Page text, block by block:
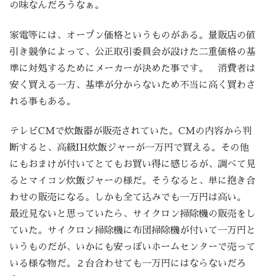
の味なんだろうなぁ。
家電等には、オープン価格というものがある。量販店の値
引き競争によって、公正取引委員会が設けた二重価格の基
準に対処するためにメーカーが決めた事です。 消費者は
安く買える一方、基準が分からないため不当に高く買わさ
れる事もある。
テレビCMで炊飯器が販売されていた。CMの内容から判
断すると、高級IH炊飯ジャーが一万円で買える。その他
にもおまけが付いてとてもお買い得に感じるが、調べて見
るとマイコン炊飯ジャーの様だ。そうなると、単に抱き合
わせの販売になる。しかも全て込みでも一万円は高い。
最近見ないと思っていたら、サイクロン掃除機の販売をし
ていた。サイクロン掃除機に布団掃除機が付いて一万円と
いうものだが、いかにも安っぽいホームセンターで売って
いる様な物だ。２台合わせても一万円にはならないだろ